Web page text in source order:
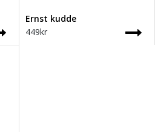
Ernst kudde
449kr